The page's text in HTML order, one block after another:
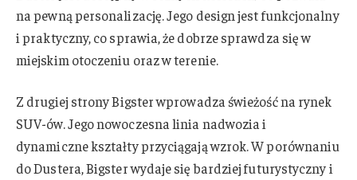
na pewną personalizację. Jego design jest funkcjonalny
i praktyczny, co sprawia, że dobrze sprawdza się w
miejskim otoczeniu oraz w terenie.
Z drugiej strony Bigster wprowadza świeżość na rynek
SUV-ów. Jego nowoczesna linia nadwozia i
dynamiczne kształty przyciągają wzrok. W porównaniu
do Dustera, Bigster wydaje się bardziej futurystyczny i